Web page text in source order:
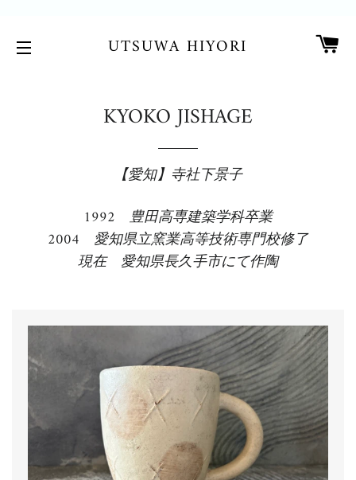
UTSUWA HIYORI
KYOKO JISHAGE
【愛知】寺社下景子
1992 豊田高専建築学科卒業
2004 愛知県立窯業高等技術専門校修了
現在 愛知県長久手市にて作陶